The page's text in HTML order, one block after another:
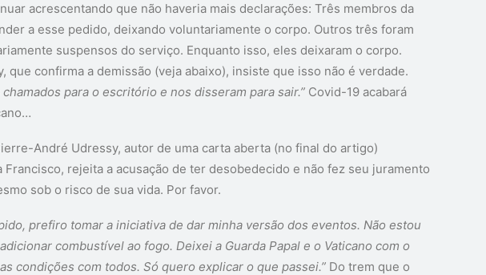
acrescentando que não haveria mais declarações: Três membros da
a esse pedido, deixando voluntariamente o corpo. Outros três foram
suspensos do serviço. Enquanto isso, eles deixaram o corpo.
que confirma a demissão (veja abaixo), insiste que isso não é verdade.
para o escritório e nos disseram para sair.” Covid-19 acabará
André Udressy, autor de uma carta aberta (no final do artigo)
Francisco, rejeita a acusação de ter desobedecido e não fez seu juramento
sob o risco de sua vida. Por favor.
prefiro tomar a iniciativa de dar minha versão dos eventos. Não estou
combustível ao fogo. Deixei a Guarda Papal e o Vaticano com o
condições com todos. Só quero explicar o que passei.” Do trem que o